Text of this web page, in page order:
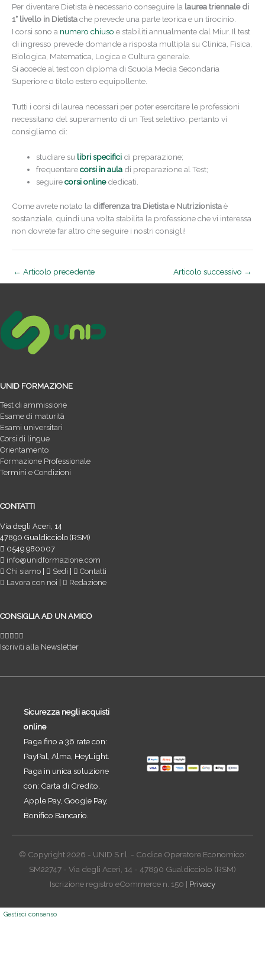
Per diventare Dietista è necessario conseguire la laurea triennale di
1° livello in Dietistache prevede una parte teorica e un tirocinio.
I corsi sono a numero chiuso e stabiliti annualmente dal Miur. Il test
di ingresso prevede domande a risposta multipla su Clinica, Fisica,
Biologica, Matematica, Logica e Cultura generale.
Si accede al test con diploma di Scuola Media Secondaria
Superiore o titolo estero equipollente.
Tutti i corsi di laurea necessari per poter esercitare le professioni
necessitano del superamento di un Test selettivo, pertanto vi
consigliamo di:
studiare su libri specifici di preparazione;
frequentarecorsi in aula di preparazione al Test;
seguirecorsi onlinededicati.
Come avrete notato la differenza tra Dietista e Nutrizionistaè
sostanziale, quindi una volta stabilita la professione che vi interessa
non dovrete far altro che seguire i nostri consigli!
← Articolo precedente Articolo successivo →
UNID FORMAZIONE
Test di ammissione
Esame di maturità
Esami universitari
Corsi di lingue
Orientamento
Formazione Professionale
Termini e Condizioni
CONTATTI
Via degli Aceri, 14
47890 Gualdicciolo (RSM)
0549.980007
info@unidformazione.com
Chi siamo
Sedi
Contatti
Lavora con noi
Redazione
CONSIGLIA AD UN AMICO
Iscriviti alla Newsletter
Sicurezza negli acquisti
online
Paga fino a 36 rate con:
PayPal, Alma, HeyLight.
Paga in unica soluzione
con: Carta di Credito,
Apple Pay, Google Pay,
Bonifico Bancario.
© Copyright 2026 - UNID S.r.l. - Codice Operatore Economico:
SM22747 - Via degli Aceri, 14 - 47890 Gualdicciolo (RSM)
Iscrizione registro eCommerce n. 150 | Privacy
Gestisci consenso